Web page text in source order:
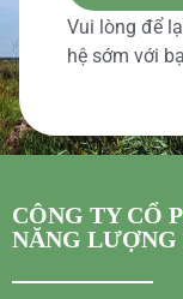
Vui lòng để
hệ sớm với
CÔNG TY CỔ
NĂNG